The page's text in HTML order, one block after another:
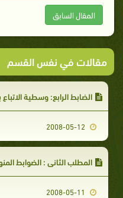
المقال السابق
مقالات في نفس القسم
الضابط الرابع: وسطية
المطلب الثاني : الضوابط